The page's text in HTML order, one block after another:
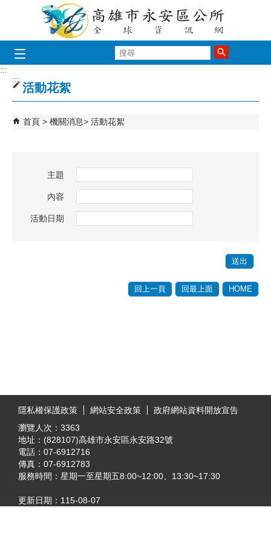
跳到主要內容區塊
尋
:::
:::
活動花絮
首頁 機關消息 活動花絮
主題
內容
活動日期
回上一頁 回最上面 HOME
隱私權保護政策
網站安全政策
政府網站資料開放宣告
瀏覽人次： 3363
地址：(828107)高雄市永安區永安路32號
電話：07-6912716
傳真：07-6912783
服務時間：星期一至星期五8:00~12:00、13:30~17:30
更新日期： 115-08-07